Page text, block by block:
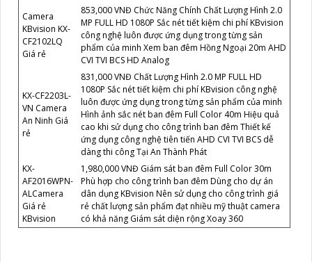
Camera
KBvision KX-
CF2102LQ
Giá rẻ
853,000 VNĐ Chức Năng Chính Chất Lượng Hình 2.0
MP FULL HD 1080P Sắc nét tiết kiệm chi phí KBvision
công nghệ luôn được ứng dụng trong từng sản
phẩm của minh Xem ban đêm Hồng Ngoại 20m AHD
CVI TVI BCS HD Analog
KX-CF2203L-
VN Camera
An Ninh Giá
rẻ
831,000 VNĐ Chất Lượng Hình 2.0 MP FULL HD
1080P Sắc nét tiết kiệm chi phí KBvision công nghệ
luôn được ứng dụng trong từng sản phẩm của minh
Hình ảnh sắc nét ban đêm Full Color 40m Hiệu quả
cao khi sử dụng cho công trình ban đêm Thiết kế
ứng dụng công nghệ tiên tiến AHD CVI TVI BCS dễ
dàng thi công Tại An Thành Phát
KX-
AF2016WPN-
ALCamera
Giá rẻ
KBvision
1,980,000 VNĐ Giám sát ban đêm Full Color 30m
Phù hợp cho công trình ban đêm Dùng cho dự án
dân dụng KBvision Nên sử dụng cho công trình giá
rẻ chất lượng sản phẩm đạt nhiều mỹ thuật camera
có khả năng Giám sát diện rộng Xoay 360